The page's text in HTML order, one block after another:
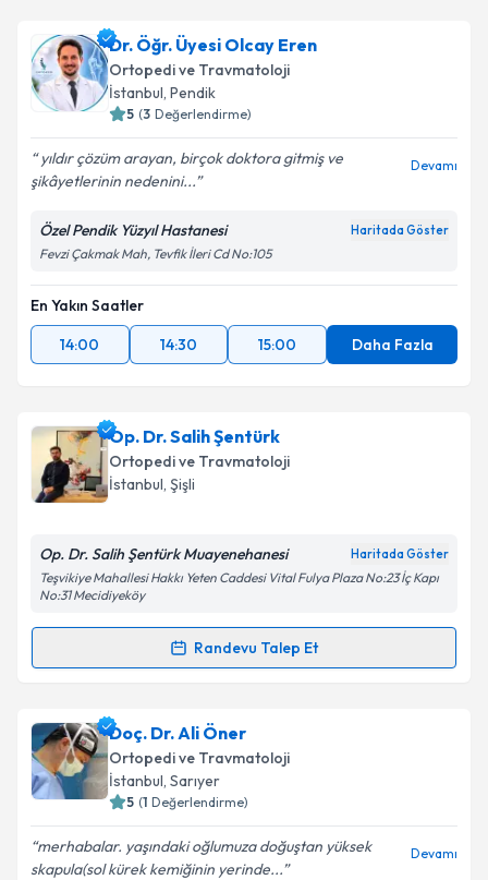
Dr. Öğr. Üyesi Olcay Eren
Ortopedi ve Travmatoloji
İstanbul, Pendik
5 (3 Değerlendirme)
yıldır çözüm arayan, birçok doktora gitmiş ve
şikâyetlerinin nedenini...
Devamı
Özel Pendik Yüzyıl Hastanesi Haritada Göster
Fevzi Çakmak Mah, Tevfik İleri Cd No:105
En Yakın Saatler
14:00
14:30 15:00 Daha Fazla
Op. Dr. Salih Şentürk
Ortopedi ve Travmatoloji
İstanbul, Şişli
Op. Dr. Salih Şentürk Muayenehanesi Haritada Göster
Teşvikiye Mahallesi Hakkı Yeten Caddesi Vital Fulya Plaza No:23 İç Kapı
No:31 Mecidiyeköy
Randevu Talep Et
Randevu Takvimi Talebi
Op. Dr. Salih Şentürkiçin randevu takvimi talebi
oluşturun. Size bu uzmandan randevu almanız için bir
takvim hazırlandığında e-posta ile bilgilendireceğiz.
Doç. Dr. Ali Öner
Ortopedi ve Travmatoloji
İstanbul, Sarıyer
5 (1 Değerlendirme)
merhabalar. yaşındaki oğlumuza doğuştan yüksek
skapula(sol kürek kemiğinin yerinde...
Devamı